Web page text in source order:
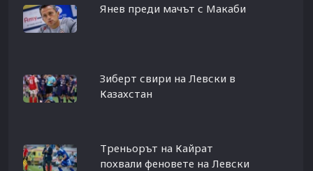
Янев преди мачът с Макаби
Зиберт свири на Левски в
Казахстан
Треньорът на Кайрат
похвали феновете на Левски